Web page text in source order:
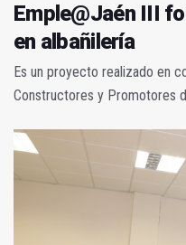
Emple@Jaén III
en albañilería
Es un proyecto realizado en
Constructores y Promotores